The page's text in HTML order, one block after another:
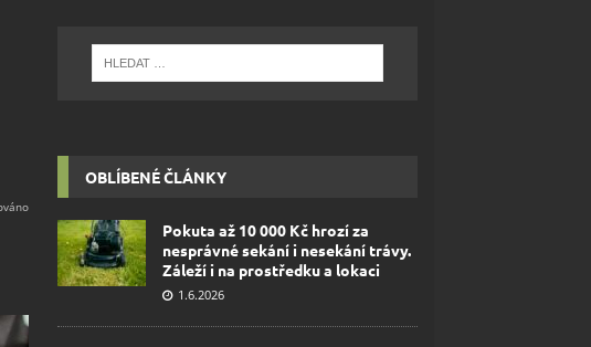
OBLÍBENÉ ČLÁNKY
Pokuta až 10 000 Kč hrozí za
nesprávné sekání i nesekání trávy.
Záleží i na prostředku a lokaci
1.6.2026